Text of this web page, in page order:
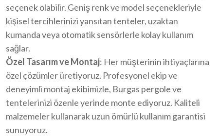
seçenek olabilir. Geniş renk ve model seçenekleriyle
kişisel tercihlerinizi yansıtan tenteler, uzaktan
kumanda veya otomatik sensörlerle kolay kullanım
sağlar.
Özel Tasarım ve Montaj: Her müşterinin ihtiyaçlarına
özel çözümler üretiyoruz. Profesyonel ekip ve
deneyimli montaj ekibimizle, Burgas pergole ve
tentelerinizi özenle yerinde monte ediyoruz. Kaliteli
malzemeler kullanarak uzun ömürlü kullanım garantisi
sunuyoruz.